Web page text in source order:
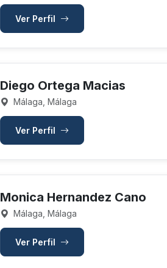
Ver Perfil
Diego Ortega Macias
Málaga, Málaga
Ver Perfil
Monica Hernandez Cano
Málaga, Málaga
Ver Perfil